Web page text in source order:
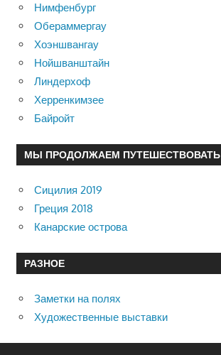
Нимфенбург
Обераммергау
Хоэншвангау
Нойшванштайн
Линдерхоф
Херренкимзее
Байройт
МЫ ПРОДОЛЖАЕМ ПУТЕШЕСТВОВАТЬ
Сицилия 2019
Греция 2018
Канарские острова
РАЗНОЕ
Заметки на полях
Художественные выставки